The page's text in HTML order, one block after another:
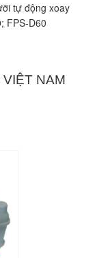
tự động xoay
FPS-D60
data center và
nhất. Sản phẩm
splicer) tới công
VIỆT NAM